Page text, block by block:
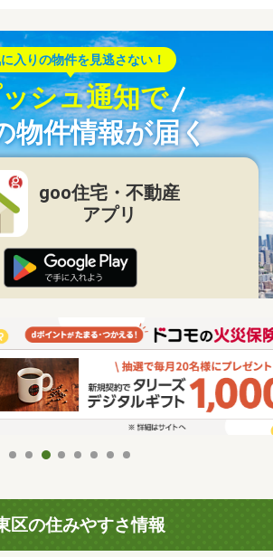
入りの物件を見逃さない！
シュ通知で
物件情報が届く
goo住宅・不動産
アプリ
区の住みやすさ情報